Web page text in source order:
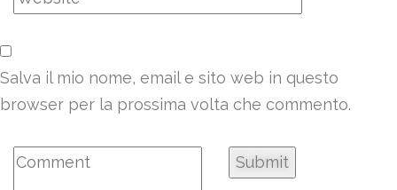
Salva il mio nome, email e sito web in questo
browser per la prossima volta che commento.